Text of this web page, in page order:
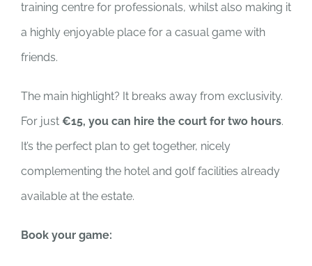
training centre for professionals, whilst also making it
a highly enjoyable place for a casual game with
friends.
The main highlight? It breaks away from exclusivity.
For just €15, you can hire the court for two hours.
It’s the perfect plan to get together, nicely
complementing the hotel and golf facilities already
available at the estate.
Book your game: